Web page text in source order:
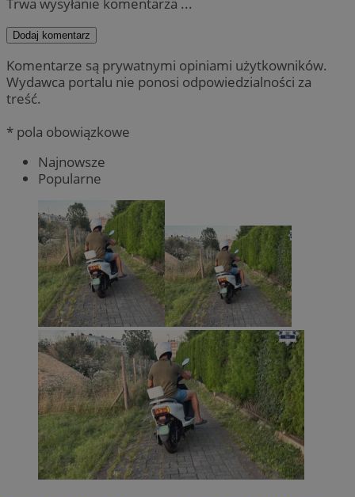
Dodaj komentarz
Komentarze są prywatnymi opiniami użytkowników.
Wydawca portalu nie ponosi odpowiedzialności za
treść.
* pola obowiązkowe
Najnowsze
Popularne